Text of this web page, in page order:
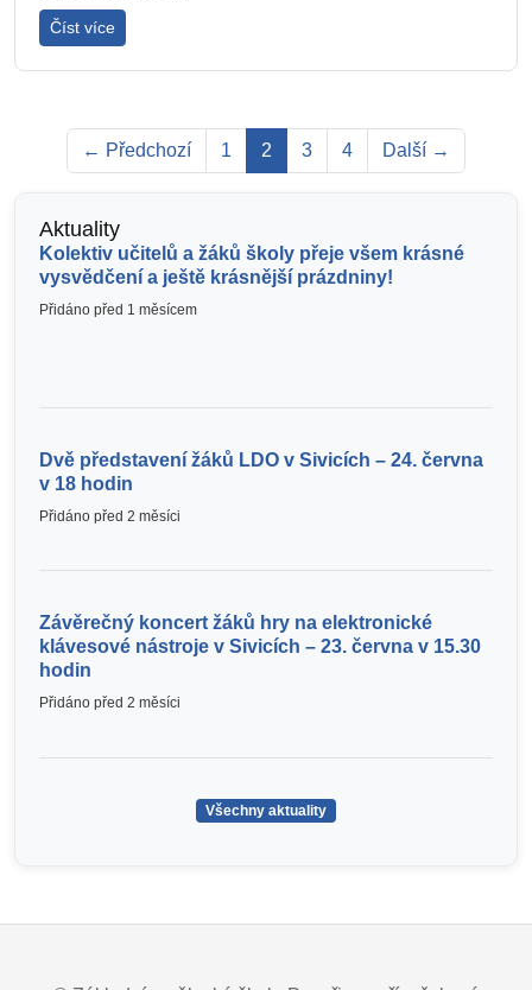
Číst více
← Předchozí 1 2 3 4 Další →
Aktuality
Kolektiv učitelů a žáků školy přeje všem krásné
vysvědčení a ještě krásnější prázdniny!
Přidáno před 1 měsícem
Dvě představení žáků LDO v Sivicích – 24. června
v 18 hodin
Přidáno před 2 měsíci
Závěrečný koncert žáků hry na elektronické
klávesové nástroje v Sivicích – 23. června v 15.30
hodin
Přidáno před 2 měsíci
Všechny aktuality